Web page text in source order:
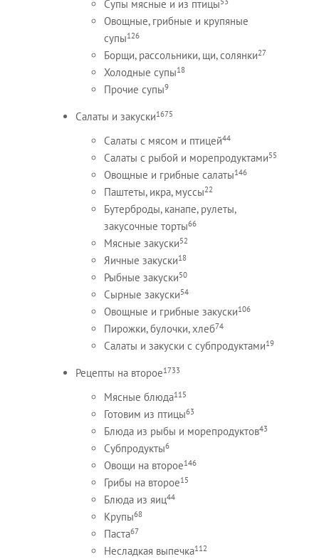
Супы мясные и из птицы
Овощные, грибные и крупяные
супы126
Борщи, рассольники, щи, солянки27
Холодные супы18
Прочие супы9
Салаты и закуски1675
Салаты с мясом и птицей44
Салаты с рыбой и морепродуктами55
Овощные и грибные салаты146
Паштеты, икра, муссы22
Бутерброды, канапе, рулеты,
закусочные торты66
Мясные закуски52
Яичные закуски18
Рыбные закуски50
Сырные закуски54
Овощные и грибные закуски106
Пирожки, булочки, хлеб74
Салаты и закуски с субпродуктами19
Рецепты на второе1733
Мясные блюда115
Готовим из птицы63
Блюда из рыбы и морепродуктов43
Субпродукты6
Овощи на второе146
Грибы на второе15
Блюда из яиц44
Крупы68
Паста67
Несладкая выпечка112